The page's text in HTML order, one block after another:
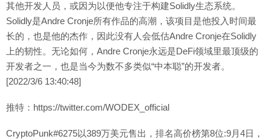
其他开发人员，或因为以便他专注于构建Solidly生态系统。
Solidly是Andre Cronje所有作品的高潮，该项目是他投入时间最
长的，也是他的杰作，因此没有人会低估Andre Cronje在Solidly
上的韧性。无论如何，Andre Cronje永远是DeFi领域里最顶级的
开发者之一，也是当今为数不多类似“中本聪”的开发者。
[2022/3/6 13:40:48]
推特：https://twitter.com/WODEX_official
CryptoPunk#6275以389万美元售出，排名高价榜第8位:9月4日，